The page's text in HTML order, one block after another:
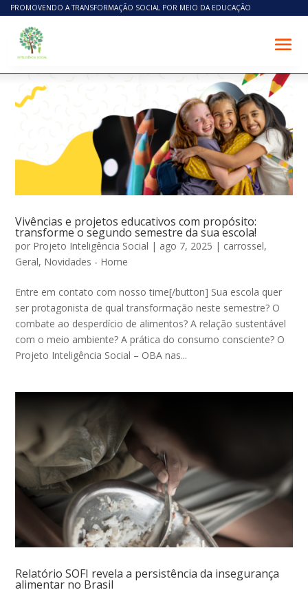
PROMOVENDO A TRANSFORMAÇÃO SOCIAL POR MEIO DA EDUCAÇÃO
Vivências e projetos educativos com propósito:
transforme o segundo semestre da sua escola!
por Projeto Inteligência Social | ago 7, 2025 | carrossel,
Geral, Novidades - Home
Entre em contato com nosso time[/button] Sua escola quer
ser protagonista de qual transformação neste semestre? O
combate ao desperdício de alimentos? A relação sustentável
com o meio ambiente? A prática do consumo consciente? O
Projeto Inteligência Social – OBA nas...
Relatório SOFI revela a persistência da insegurança
alimentar no Brasil